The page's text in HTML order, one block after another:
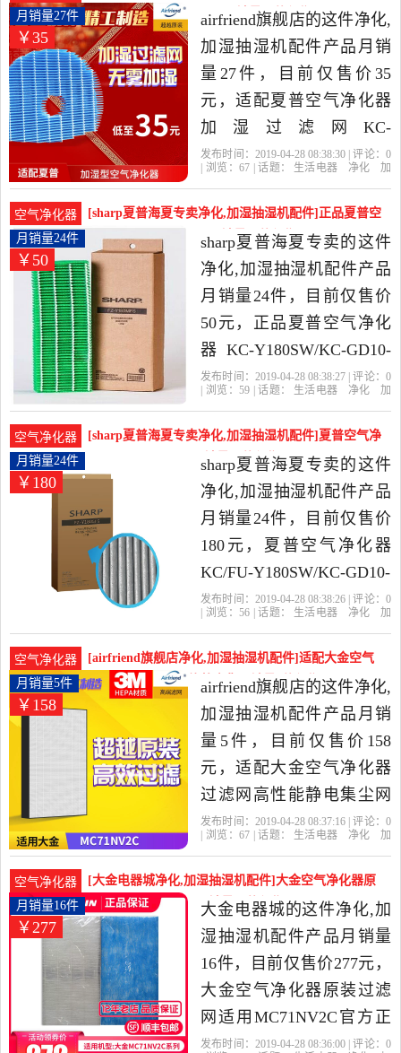
净化,氧吧，由上海发货。
净化器加湿过滤网KC-W月销量27件仅售35元
￥35
月销量27件
airfriend旗舰店的这件净化,
加湿抽湿机配件产品月销
量27件，目前仅售价35
元，适配夏普空气净化器
加湿过滤网KC-
W380SW/W280/WB2/W200/
店精选生活电器当中性价
比很高的净化,加湿抽湿机
配件，由北京发货。
发布时间：2019-04-28 08:38:30 | 评论： 0
| 浏览：67 | 话题： 生活电器 净化
加
空气净化器
[sharp夏普海夏专卖净化,加湿抽湿机配件]正品夏普空
气净化器KC-Y180SW月销量24件仅售50元
￥50
月销量24件
sharp夏普海夏专卖的这件
净化,加湿抽湿机配件产品
月销量24件，目前仅售价
50元，正品夏普空气净化
器KC-Y180SW/KC-GD10-
W加湿过滤网FZ-Y180MFS
卖精选生活电器当中性价
比很高的净化,加湿抽湿机
配件，由上海发货。
发布时间：2019-04-28 08:38:27 | 评论： 0
| 浏览：59 | 话题： 生活电器 净化
加
空气净化器
[sharp夏普海夏专卖净化,加湿抽湿机配件]夏普空气净
化器KC/FU-Y180S月销量24件仅售180元
￥180
月销量24件
sharp夏普海夏专卖的这件
净化,加湿抽湿机配件产品
月销量24件，目前仅售价
180元，夏普空气净化器
KC/FU-Y180SW/KC-GD10-
W集尘脱臭过滤网FZ-
普海夏专卖精选生活电器
当中性价比很高的净化,加
湿抽湿机配件，由上海发
货。
发布时间：2019-04-28 08:38:26 | 评论： 0
| 浏览：56 | 话题： 生活电器 净化
加
空气净化器
[airfriend旗舰店净化,加湿抽湿机配件]适配大金空气
净化器过滤网高性能静电集月销量5件仅售158元
￥158
月销量5件
airfriend旗舰店的这件净化,
加湿抽湿机配件产品月销
量5件，目前仅售价158
元，适配大金空气净化器
过滤网高性能静电集尘网
MC71NV2C-N/W/S/R滤芯
选生活电器当中性价比很
高的净化,加湿抽湿机配
件，由北京发货。
发布时间：2019-04-28 08:37:16 | 评论： 0
| 浏览：67 | 话题： 生活电器 净化
加
空气净化器
[大金电器城净化,加湿抽湿机配件]大金空气净化器原
装过滤网适用MC71月销量16件仅售277元
￥277
月销量16件
大金电器城的这件净化,加
湿抽湿机配件产品月销量
16件，目前仅售价277元，
大金空气净化器原装过滤
网适用MC71NV2C官方正
品BAC047A4C过滤网是
发布时间：2019-04-28 08:36:00 | 评论： 0